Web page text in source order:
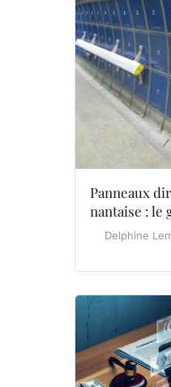
Panneaux
nantaise : le
Delphine